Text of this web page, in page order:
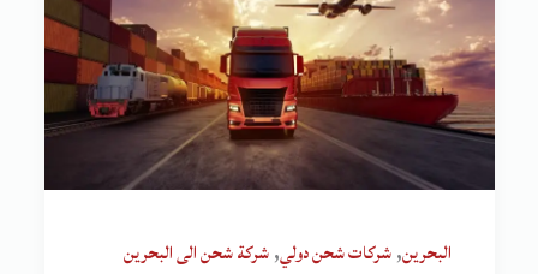
البحرين,شركات شحن دولي,شركة شحن الى البحرين